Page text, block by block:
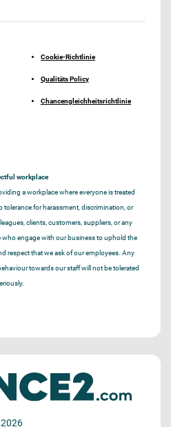
Cookie-Richtlinie
Qualitäts Policy
Chancengleichheitsrichtlinie
workplace
a workplace where everyone is treated
tolerance for harassment, discrimination, or
clients, customers, suppliers, or any
who engage with our business to uphold the
respect that we ask of our employees. Any
towards our staff will not be tolerated